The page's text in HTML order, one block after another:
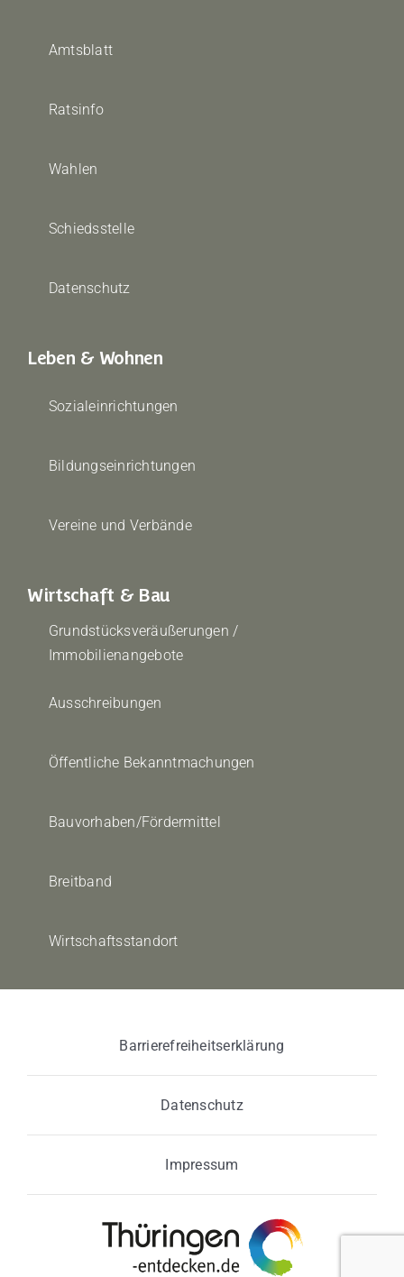
Amtsblatt
Ratsinfo
Wahlen
Schiedsstelle
Datenschutz
Leben & Wohnen
Sozialeinrichtungen
Bildungseinrichtungen
Vereine und Verbände
Wirtschaft & Bau
Grundstücksveräußerungen /
Immobilienangebote
Ausschreibungen
Öffentliche Bekanntmachungen
Bauvorhaben/Fördermittel
Breitband
Wirtschaftsstandort
Barrierefreiheitserklärung
Datenschutz
Impressum